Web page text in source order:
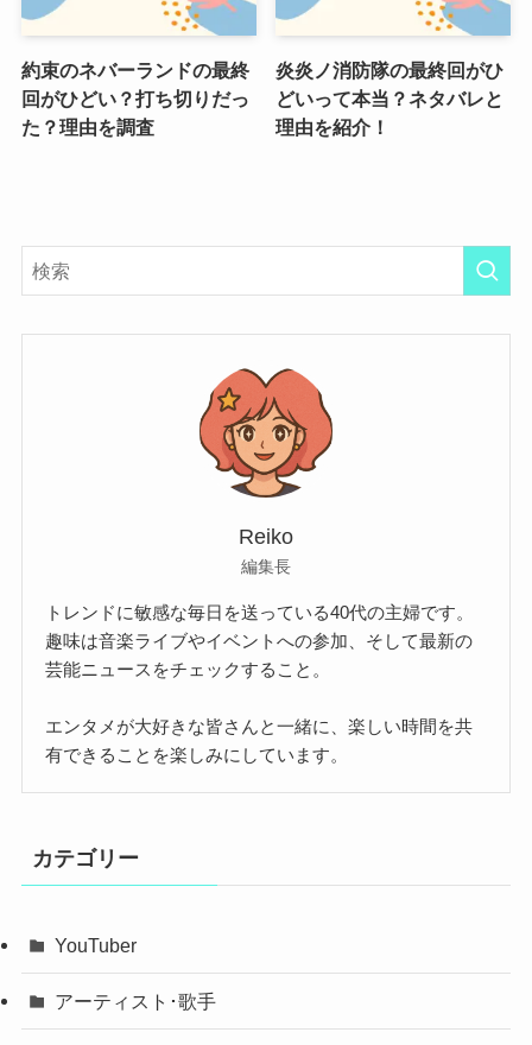
約束のネバーランドの最終
回がひどい？打ち切りだっ
た？理由を調査
炎炎ノ消防隊の最終回がひ
どいって本当？ネタバレと
理由を紹介！
Reiko
編集長
トレンドに敏感な毎日を送っている40代の主婦です。
趣味は音楽ライブやイベントへの参加、そして最新の
芸能ニュースをチェックすること。
エンタメが大好きな皆さんと一緒に、楽しい時間を共
有できることを楽しみにしています。
カテゴリー
YouTuber
アーティスト･歌手